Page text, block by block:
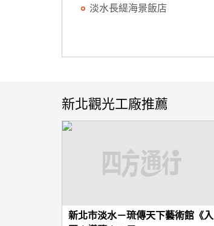
淡水長緹海景飯店
新北觀光工廠推薦
新北市淡水－琉傳天下藝術館《入